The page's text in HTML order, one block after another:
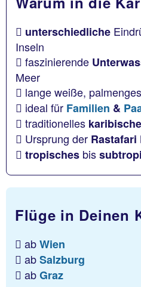
unterschiedliche
Inseln
faszinierende
Meer
lange weiße,
ideal für Familien &
traditionelles
Ursprung der Rastafari
tropisches bis
Flüge in Deinen
abWien
abSalzburg
abGraz